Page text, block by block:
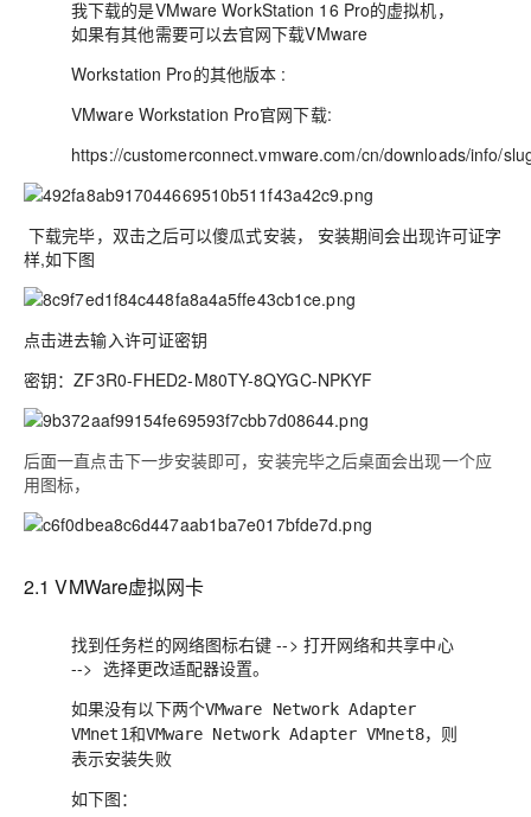
我下载的是VMware WorkStation 16 Pro的虚拟机，
如果有其他需要可以去官网下载VMware
Workstation Pro的其他版本 :
VMware Workstation Pro官网下载:
https://customerconnect.vmware.com/cn/downloads/info/
下载完毕，双击之后可以傻瓜式安装， 安装期间会出现许可证字
样,如下图
点击进去输入许可证密钥
密钥：ZF3R0-FHED2-M80TY-8QYGC-NPKYF
后面一直点击下一步安装即可，安装完毕之后桌面会出现一个应
用图标，
2.1 VMWare虚拟网卡
找到任务栏的网络图标右键 --> 打开网络和共享中心
--> 选择更改适配器设置。
如果没有以下两个VMware Network Adapter
VMnet1和VMware Network Adapter VMnet8，则
表示安装失败
如下图：